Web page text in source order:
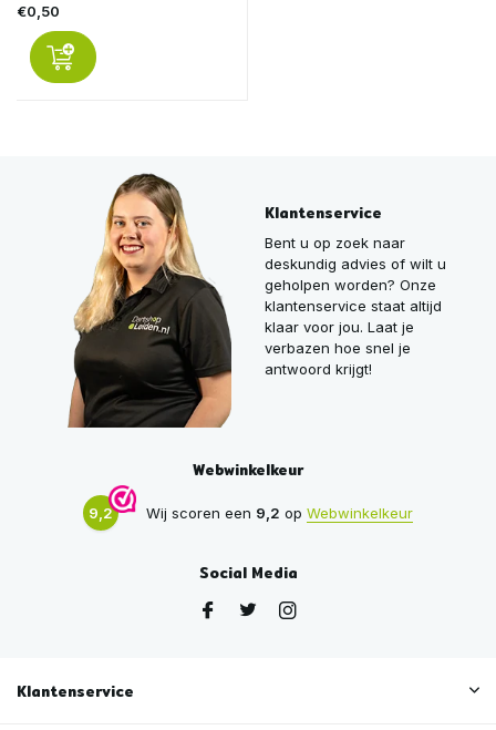
€0,50
Klantenservice
Bent u op zoek naar
deskundig advies of wilt u
geholpen worden? Onze
klantenservice staat altijd
klaar voor jou. Laat je
verbazen hoe snel je
antwoord krijgt!
Webwinkelkeur
9,2 Wij scoren een 9,2 op Webwinkelkeur
Social Media
Klantenservice